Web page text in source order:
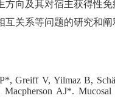
方向及其对宿主获得性
互关系等问题的研究和阐
Greiff V, Yilmaz B,
Macpherson AJ*.